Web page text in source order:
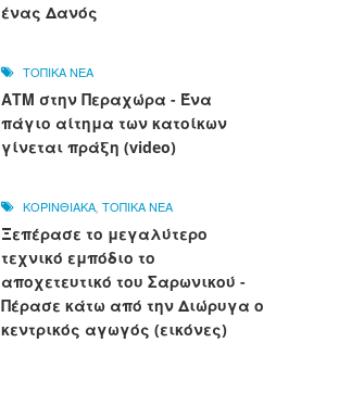
ένας Δανός
ΤΟΠΙΚΑ ΝΕΑ
ΑΤΜ στην Περαχώρα - Ένα
πάγιο αίτημα των κατοίκων
γίνεται πράξη (video)
ΚΟΡΙΝΘΙΑΚΑ, ΤΟΠΙΚΑ ΝΕΑ
Ξεπέρασε το μεγαλύτερο
τεχνικό εμπόδιο το
αποχετευτικό του Σαρωνικού -
Πέρασε κάτω από την Διώρυγα ο
κεντρικός αγωγός (εικόνες)